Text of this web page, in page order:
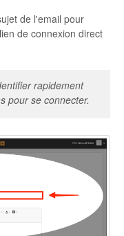
de l'email pour
de connexion direct
rapidement
pour se connecter.